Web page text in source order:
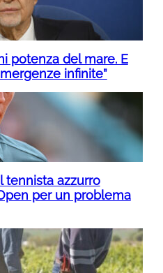
potenza del mare. E
infinite”
tennista azzurro
per un problema